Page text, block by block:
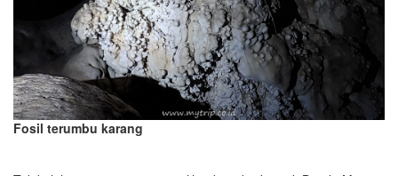
Fosil terumbu karang